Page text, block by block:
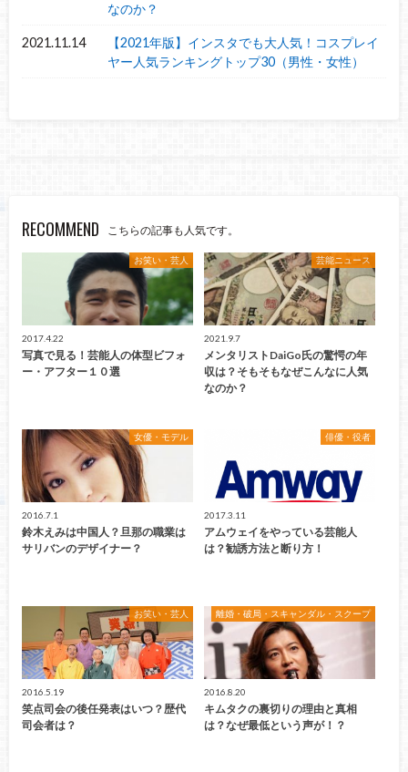
なのか？
2021.11.14
【2021年版】インスタでも大人気！コスプレイ
ヤー人気ランキングトップ30（男性・女性）
RECOMMEND こちらの記事も人気です。
お笑い・芸人
2017.4.22
写真で見る！芸能人の体型ビフォ
ー・アフター１０選
芸能ニュース
2021.9.7
メンタリストDaiGo氏の驚愕の年
収は？そもそもなぜこんなに人気
なのか？
女優・モデル
2016.7.1
鈴木えみは中国人？旦那の職業は
サリバンのデザイナー？
俳優・役者
2017.3.11
アムウェイをやっている芸能人
は？勧誘方法と断り方！
お笑い・芸人
2016.5.19
笑点司会の後任発表はいつ？歴代
司会者は？
離婚・破局・スキャンダル・スクープ
2016.8.20
キムタクの裏切りの理由と真相
は？なぜ最低という声が！？